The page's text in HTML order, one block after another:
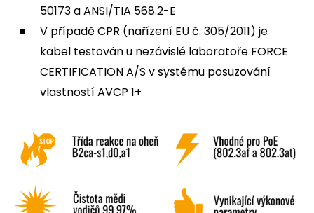
50173 a ANSI/TIA 568.2-E
V případě CPR (nařízení EU č. 305/2011) je
kabel testován u nezávislé laboratoře FORCE
CERTIFICATION A/S v systému posuzování
vlastností AVCP 1+